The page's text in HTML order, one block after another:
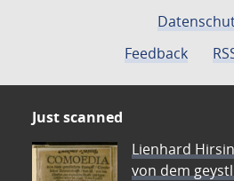
Feedback
Just scanned
Lienhard
von dem